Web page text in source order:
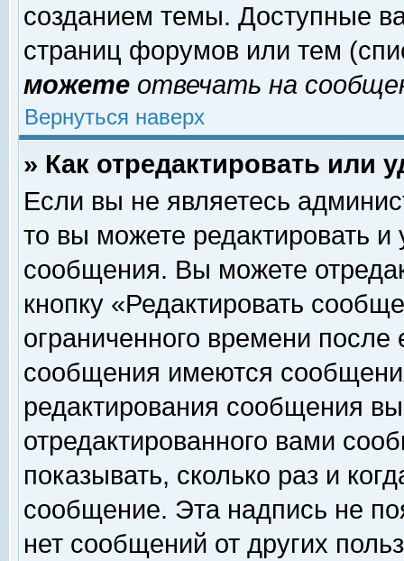
созданием темы. Доступные
страниц форумов или тем
можете отвечать на
Вернуться наверх
» Как отредактировать или
Если вы не являетесь
то вы можете редактировать и
сообщения. Вы можете
кнопку «Редактировать
ограниченного времени
сообщения имеются
редактирования сообщения
отредактированного вами
показывать, сколько раз и
сообщение. Эта надпись не
нет сообщений от других